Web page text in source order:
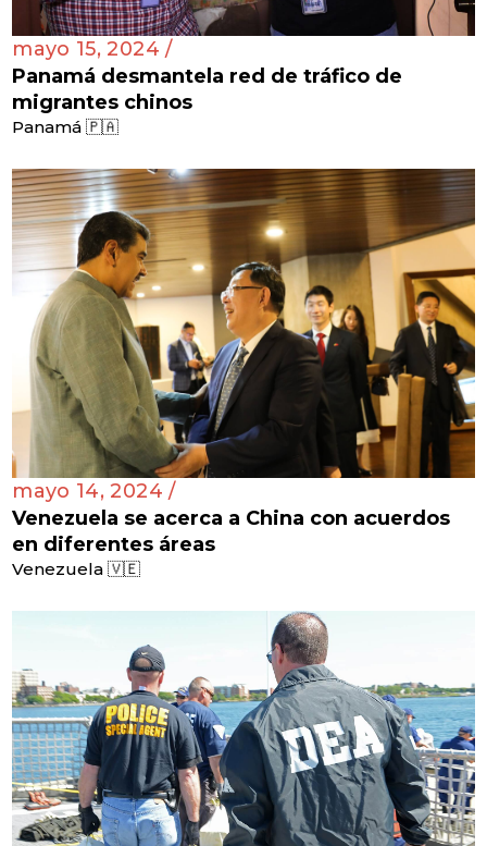
mayo 15, 2024 /
Panamá desmantela red de tráfico de
migrantes chinos
Panamá 🇵🇦
mayo 14, 2024 /
Venezuela se acerca a China con acuerdos
en diferentes áreas
Venezuela 🇻🇪